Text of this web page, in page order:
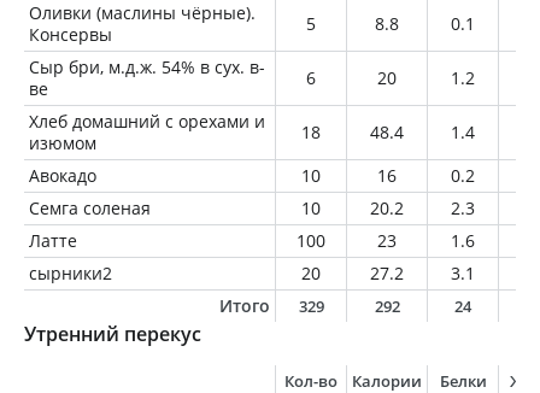
Оливки (маслины чёрные).
Консервы
5 8.8 0.1
Сыр бри, м.д.ж. 54% в сух. в-
ве
6 20 1.2
Хлеб домашний с орехами и
изюмом
18 48.4 1.4
Авокадо
10 16 0.2
Семга соленая
10 20.2 2.3
Латте
100 23 1.6
сырники2
20 27.2 3.1
Итого
329 292 24
Утренний перекус
Кол-во Калории Белки